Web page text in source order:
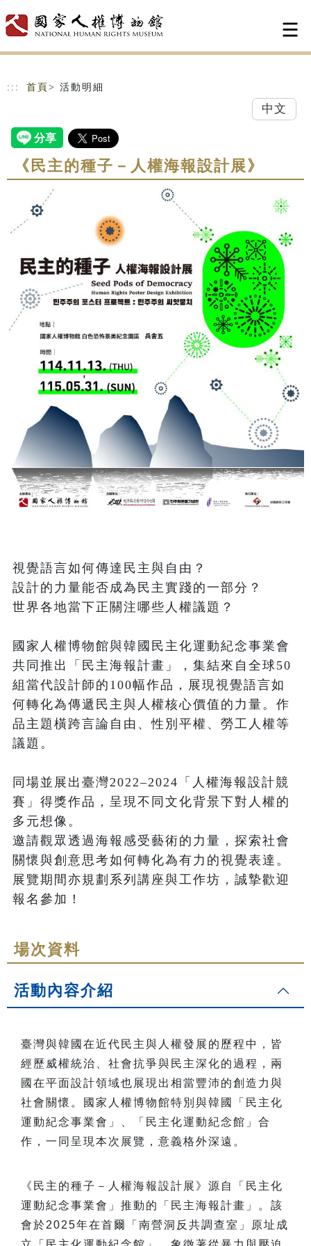
::: 首頁 > 活動明細
中文
《民主的種子－人權海報設計展》
視覺語言如何傳達民主與自由？
設計的力量能否成為民主實踐的一部分？
世界各地當下正關注哪些人權議題？
國家人權博物館與韓國民主化運動紀念事業會
共同推出「民主海報計畫」，集結來自全球50
組當代設計師的100幅作品，展現視覺語言如
何轉化為傳遞民主與人權核心價值的力量。作
品主題橫跨言論自由、性別平權、勞工人權等
議題。
同場並展出臺灣2022–2024「人權海報設計競
賽」得獎作品，呈現不同文化背景下對人權的
多元想像。
邀請觀眾透過海報感受藝術的力量，探索社會
關懷與創意思考如何轉化為有力的視覺表達。
展覽期間亦規劃系列講座與工作坊，誠摯歡迎
報名參加！
場次資料
活動內容介紹
臺灣與韓國在近代民主與人權發展的歷程中，皆
經歷威權統治、社會抗爭與民主深化的過程，兩
國在平面設計領域也展現出相當豐沛的創造力與
社會關懷。國家人權博物館特別與韓國「民主化
運動紀念事業會」、「民主化運動紀念館」合
作，一同呈現本次展覽，意義格外深遠。
《民主的種子－人權海報設計展》源自「民主化
運動紀念事業會」推動的「民主海報計畫」。該
會於2025年在首爾「南營洞反共調查室」原址成